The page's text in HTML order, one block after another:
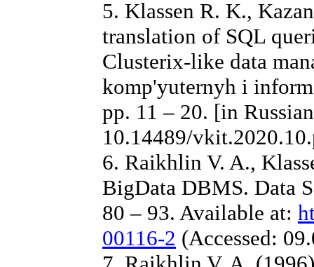
5. Klassen R. K.,
translation of SQL
Clusterix-like data
komp'yuternyh i
pp. 11 – 20. [in
10.14489/
6. Raikhlin V. A.,
BigData DBMS. Data
80 – 93. Available at:
00116-2 (Accessed: